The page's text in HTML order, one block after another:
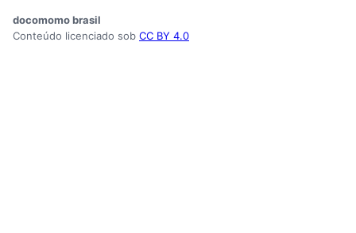
docomomo brasil
Conteúdo licenciado sob CC BY 4.0